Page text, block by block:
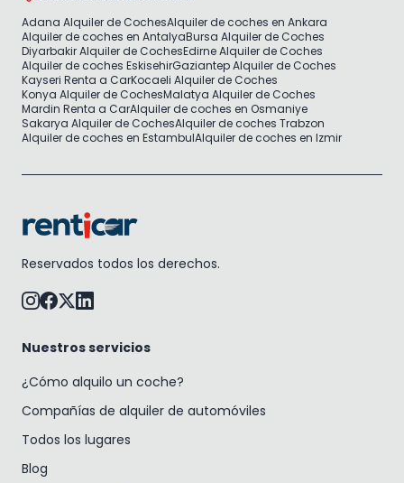
Adana Alquiler de CochesAlquiler de coches en Ankara
Alquiler de coches en AntalyaBursa Alquiler de Coches
Diyarbakir Alquiler de CochesEdirne Alquiler de Coches
Alquiler de coches EskisehirGaziantep Alquiler de Coches
Kayseri Renta a CarKocaeli Alquiler de Coches
Konya Alquiler de CochesMalatya Alquiler de Coches
Mardin Renta a CarAlquiler de coches en Osmaniye
Sakarya Alquiler de CochesAlquiler de coches Trabzon
Alquiler de coches en EstambulAlquiler de coches en Izmir
Reservados todos los derechos.
Nuestros servicios
¿Cómo alquilo un coche?
Compañías de alquiler de automóviles
Todos los lugares
Blog